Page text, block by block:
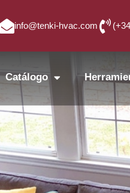
info@tenki-hvac.com
Catálogo